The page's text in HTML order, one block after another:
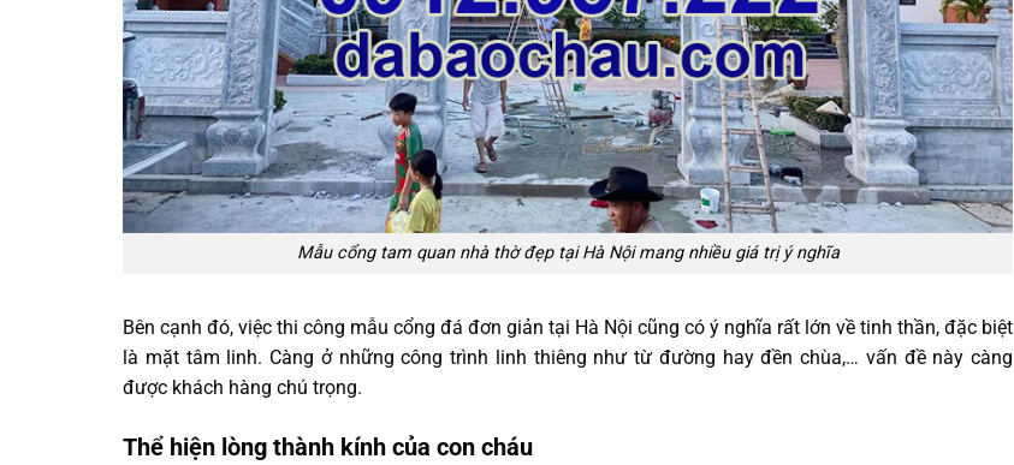
Mẫu cổng tam quan nhà thờ đẹp tại Hà Nội mang nhiều giá trị ý nghĩa
Bên cạnh đó, việc thi công mẫu cổng đá đơn giản tại Hà Nội cũng có ý nghĩa rất lớn về tinh thần, đặc biệt
là mặt tâm linh. Càng ở những công trình linh thiêng như từ đường hay đền chùa,… vấn đề này càng
được khách hàng chú trọng.
Thể hiện lòng thành kính của con cháu